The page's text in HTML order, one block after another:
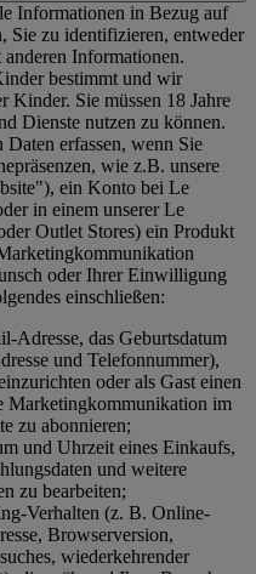
Informationen in Bezug auf
Sie zu identifizieren, entweder
Informationen.
bestimmt und wir
Kinder. Sie müssen 18 Jahre
Dienste nutzen zu können.
erfassen, wenn Sie
wie z.B. unsere
"), ein Konto bei Le
in einem unserer Le
Outlet Stores) ein Produkt
oder Ihrer Einwilligung
einschließen:
Adresse, das Geburtsdatum
und Telefonnummer),
oder als Gast einen
Marketingkommunikation im
zu abonnieren;
und Uhrzeit eines Einkaufs,
und weitere
zu bearbeiten;
Verhalten (z. B. Online-
Browserversion,
wiederkehrender